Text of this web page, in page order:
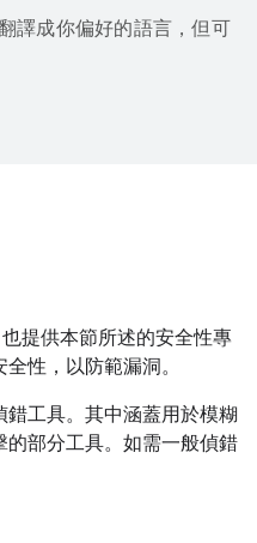
譯成你偏好的語言，但可
提供本節所述的安全性專
性，以防範漏洞。
工具。其中涵蓋用於模糊
部分工具。如需一般偵錯